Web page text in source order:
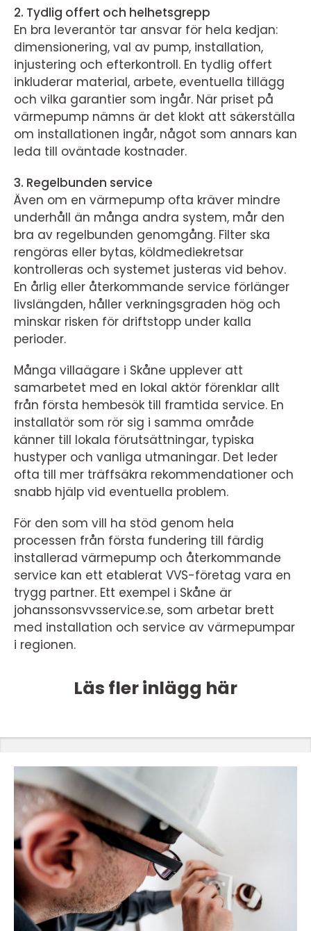
2. Tydlig offert och helhetsgrepp
En bra leverantör tar ansvar för hela kedjan:
dimensionering, val av pump, installation,
injustering och efterkontroll. En tydlig offert
inkluderar material, arbete, eventuella tillägg
och vilka garantier som ingår. När priset på
värmepump nämns är det klokt att säkerställa
om installationen ingår, något som annars kan
leda till oväntade kostnader.
3. Regelbunden service
Även om en värmepump ofta kräver mindre
underhåll än många andra system, mår den
bra av regelbunden genomgång. Filter ska
rengöras eller bytas, köldmediekretsar
kontrolleras och systemet justeras vid behov.
En årlig eller återkommande service förlänger
livslängden, håller verkningsgraden hög och
minskar risken för driftstopp under kalla
perioder.
Många villaägare i Skåne upplever att
samarbetet med en lokal aktör förenklar allt
från första hembesök till framtida service. En
installatör som rör sig i samma område
känner till lokala förutsättningar, typiska
hustyper och vanliga utmaningar. Det leder
ofta till mer träffsäkra rekommendationer och
snabb hjälp vid eventuella problem.
För den som vill ha stöd genom hela
processen från första fundering till färdig
installerad värmepump och återkommande
service kan ett etablerat VVS-företag vara en
trygg partner. Ett exempel i Skåne är
johanssonsvvsservice.se, som arbetar brett
med installation och service av värmepumpar
i regionen.
Läs fler inlägg här